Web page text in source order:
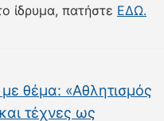
ίδρυμα, πατήστε ΕΔΩ.
θέμα: «Αθλητισμός
και τέχνες ως